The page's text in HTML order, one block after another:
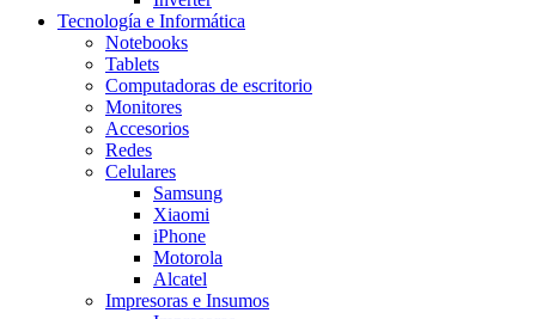
Tecnología e Informática
Notebooks
Tablets
Computadoras de escritorio
Monitores
Accesorios
Redes
Celulares
Samsung
Xiaomi
iPhone
Motorola
Alcatel
Impresoras e Insumos